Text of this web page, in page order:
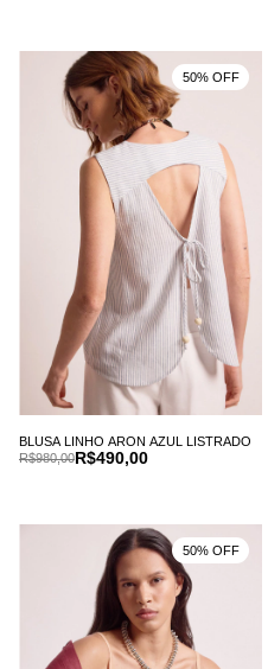
BLUSA LINHO ARON AZUL LISTRADO
R$490,00
R$980,00
50% OFF
50% OFF